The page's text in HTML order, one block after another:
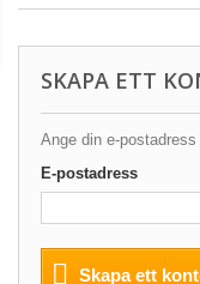
SKAPA ETT
Ange din e-
E-postadress
Skapa ett